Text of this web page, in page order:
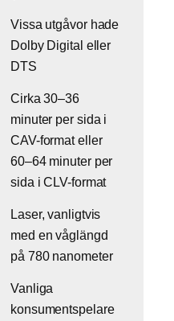
Vissa utgåvor hade
Dolby Digital eller
DTS
Cirka 30–36
minuter per sida i
CAV-format eller
60–64 minuter per
sida i CLV-format
Laser, vanligtvis
med en våglängd
på 780 nanometer
Vanliga
konsumentspelare